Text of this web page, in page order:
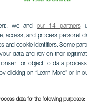
we andour 14 partners
access, and process personal
and cookie identifiers. Some
data and rely on their
or object to data
clicking on “Learn More” or in
data for the following purposes: